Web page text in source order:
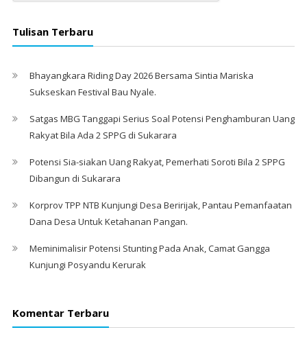
Tulisan Terbaru
Bhayangkara Riding Day 2026 Bersama Sintia Mariska
Sukseskan Festival Bau Nyale. ‎
Satgas MBG Tanggapi Serius Soal Potensi Penghamburan Uang
Rakyat Bila Ada 2 SPPG di Sukarara
Potensi Sia-siakan Uang Rakyat, Pemerhati Soroti Bila 2 SPPG
Dibangun di Sukarara
Korprov TPP NTB Kunjungi Desa Beririjak, Pantau Pemanfaatan
Dana Desa Untuk Ketahanan Pangan.
Meminimalisir Potensi Stunting Pada Anak, Camat Gangga
Kunjungi Posyandu Kerurak
Komentar Terbaru